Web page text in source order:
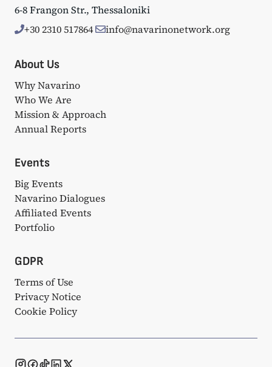
6-8 Frangon Str., Thessaloniki
+30 2310 517864
info@navarinonetwork.org
About Us
Why Navarino
Who We Are
Mission & Approach
Annual Reports
Events
Big Events
Navarino Dialogues
Affiliated Events
Portfolio
GDPR
Terms of Use
Privacy Notice
Cookie Policy